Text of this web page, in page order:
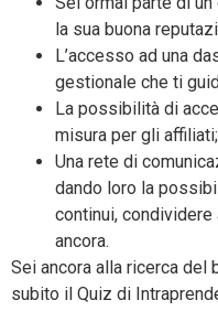
la sua buona
L’accesso ad una
gestionale che ti
La possibilità di
misura per gli affiliati;
Una rete di
dando loro la
continui,
ancora.
Sei ancora alla ricerca
subito il Quiz di